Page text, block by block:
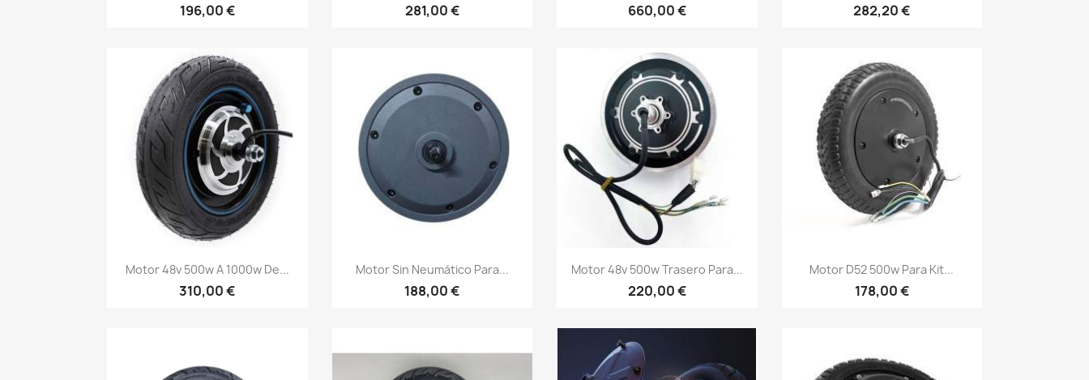
196,00 € 281,00 € 660,00 € 282,20 €
Vista rápida
Motor 48v 500w A 1000w De...
310,00 €
Vista rápida
Motor Sin Neumático Para...
188,00 €
Vista rápida
Motor 48v 500w Trasero Para...
220,00 €
Vista rápida
Motor D52 500w Para Kit...
178,00 €